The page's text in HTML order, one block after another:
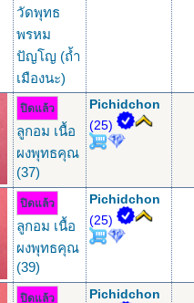
วัดพุทธ
พรหม
ปัญโญ (ถ้ำ
เมืองนะ)
ปิดแล้ว
ลูกอม เนื้อ
ผงพุทธคุณ
(37)
Pichidchon
(25)
ปิดแล้ว
ลูกอม เนื้อ
ผงพุทธคุณ
(39)
Pichidchon
(25)
ปิดแล้ว
Pichidchon